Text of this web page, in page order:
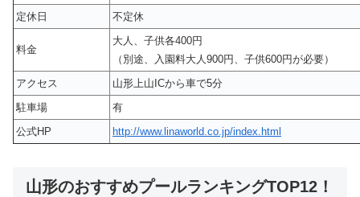
定休日
不定休
料金
大人、子供各400円
（別途、入園料大人900円、子供600円が必要）
アクセス
山形上山ICから車で5分
駐車場
有
公式HP
http://www.linaworld.co.jp/index.html
山形のおすすめプールランキングTOP12！